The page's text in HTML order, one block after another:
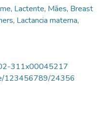
, Lactente, Mães, Breast
, Lactancia materna,
311x00045217
123456789/24356